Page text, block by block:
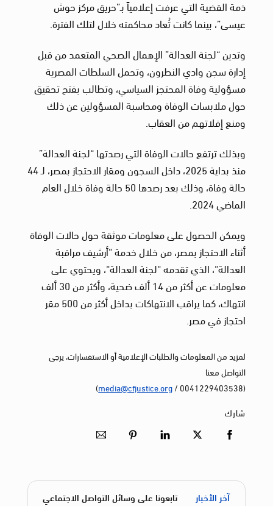
ذمة القضية التي عرفت إعلامياً بـ”حريق مركز حوش
عيسى”، بينما كانت تُعاد محاكمته خلال لتلك الفترة.
وتدين “لجنة العدالة” الإهمال الصحي المتعمد من قبل
إدارة سجن وادي النطرون، وتحمل السلطات المصرية
مسؤولية وفاة المحتجز السياسي، وتطالب بفتح تحقيق
حول ملابسات الوفاة ومحاسبة المسؤولين عن ذلك
ومنع إفلاتهم من العقاب.
وبذلك ترتفع حالات الوفاة التي رصدتها “لجنة العدالة”
منذ بداية 2025، داخل السجون ومقار الاحتجاز بمصر، لـ 44
حالة وفاة، وذلك بعد رصدها 50 حالة وفاة خلال العام
الماضي 2024.
ويمكن الحصول على معلومات موثقة حول حالات الوفاة
أثناء الاحتجاز بمصر، من خلال خدمة “أرشيف مراقبة
العدالة“، الذي تقدمه “لجنة العدالة“، ويحتوي على
معلومات عن أكثر من 14 ألف ضحية، وأكثر من 30 ألف
انتهاك، كما يراقب الانتهاكات بداخل أكثر من 500 مقر
احتجاز في مصر.
لمزيد من المعلومات والطلبات الإعلامية أو الاستفسارات، يرجى
التواصل معنا
(0041229403538 /
media@cfjustice.org
)
شارك
آخر الأخبار تابعونا على وسائل التواصل الاجتماعي